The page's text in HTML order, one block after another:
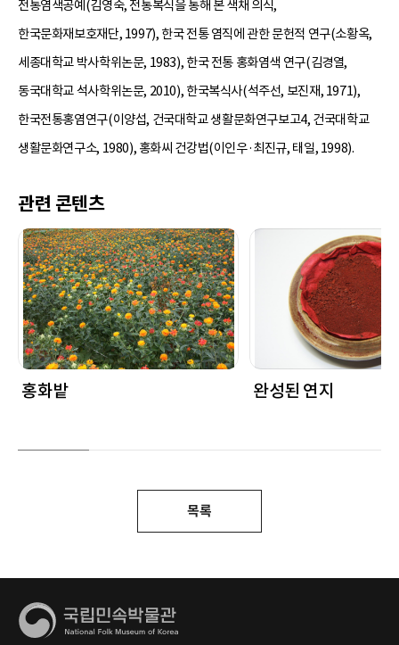
전통염색공예(김영숙, 전통복식을 통해 본 색채 의식,
한국문화재보호재단, 1997), 한국 전통 염직에 관한 문헌적 연구(소황옥,
세종대학교 박사학위논문, 1983), 한국 전통 홍화염색 연구(김경열,
동국대학교 석사학위논문, 2010), 한국복식사(석주선, 보진재, 1971),
한국전통홍염연구(이양섭, 건국대학교 생활문화연구보고4, 건국대학교
생활문화연구소, 1980), 홍화씨 건강법(이인우·최진규, 태일, 1998).
관련 콘텐츠
홍화밭 완성된 연지
목록